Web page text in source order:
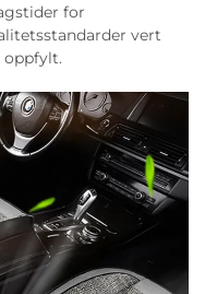
for
vert
oppfylt.